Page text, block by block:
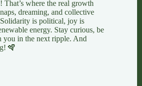
That’s where the real growth
dreaming, and collective
is political, joy is
energy. Stay curious, be
you in the next ripple. And
🪇